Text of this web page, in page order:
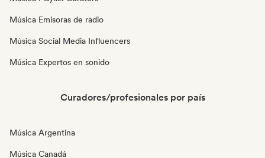
Música Emisoras de radio
Música Social Media Influencers
Música Expertos en sonido
Curadores/profesionales por país
Música Argentina
Música Canadá